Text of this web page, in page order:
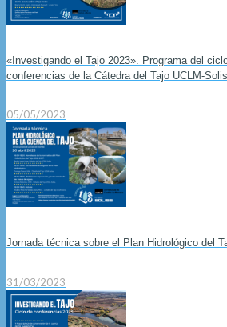
«Investigando el Tajo 2023». Programa del
conferencias de la Cátedra del Tajo UCLM-
05/05/2023
Jornada técnica sobre el Plan Hidrológico del
31/03/2023